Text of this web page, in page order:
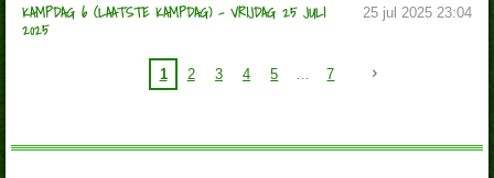
KAMPDAG 6 (LAATSTE KAMPDAG) - VRIJDAG 25 JULI
2025
25 jul 2025 23:04
1 2 3 4 5 7